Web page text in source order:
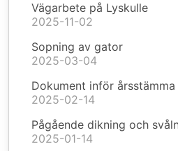
Vägarbete på Lyskulle
2025-11-02
Sopning av gator
2025-03-04
Dokument inför årsstämma
2025-02-14
Pågående dikning och
2025-01-14